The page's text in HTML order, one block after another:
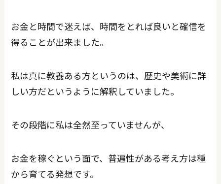
お金と時間で迷えば、時間をとれば良いと確信を
得ることが出来ました。
私は真に教養ある方というのは、歴史や美術に詳
しい方だというように解釈していました。
その段階に私は全然至っていませんが、
お金を稼ぐという面で、普遍性がある考え方は種
から育てる発想です。